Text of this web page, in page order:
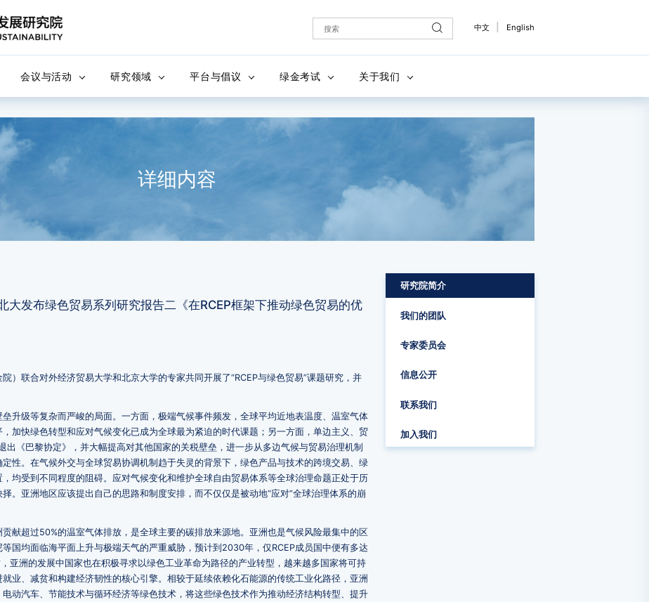
中文 English
会议与活动 研究领域 平台与倡议 绿金考试 关于我们
详细内容
大发布绿色贸易系列研究报告二《在RCEP框架下推动绿色贸易的优
）联合对外经济贸易大学和北京大学的专家共同开展了“RCEP与绿色贸易”课题研究，并
升级等复杂而严峻的局面。一方面，极端气候事件频发，全球平均近地表温度、温室气体
加快绿色转型和应对气候变化已成为全球最为紧迫的时代课题；另一方面，单边主义、贸
《巴黎协定》，并大幅提高对其他国家的关税壁垒，进一步从多边气候与贸易治理机制
性。在气候外交与全球贸易协调机制趋于失灵的背景下，绿色产品与技术的跨境交易、绿
均受到不同程度的阻碍。应对气候变化和维护全球自由贸易体系等全球治理命题正处于历
。亚洲地区应该提出自己的思路和制度安排，而不仅仅是被动地“应对”全球治理体系的崩
献超过50%的温室气体排放，是全球主要的碳排放来源地。亚洲也是气候风险最集中的区
国均面临海平面上升与极端天气的严重威胁，预计到2030年，仅RCEP成员国中便有多达
亚洲的发展中国家也在积极寻求以绿色工业革命为路径的产业转型，越来越多国家将可持
业、减贫和构建经济韧性的核心引擎。相较于延续依赖化石能源的传统工业化路径，亚洲
动汽车、节能技术与循环经济等绿色技术，将这些绿色技术作为推动经济结构转型、提升
研究院简介
我们的团队
专家委员会
信息公开
联系我们
加入我们